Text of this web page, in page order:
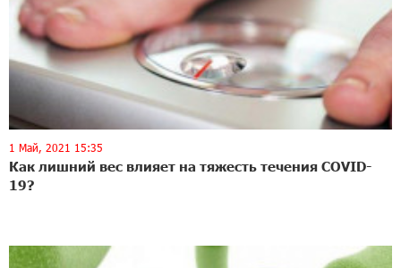
1 Май, 2021 15:35
Как лишний вес влияет на тяжесть течения COVID-
19?